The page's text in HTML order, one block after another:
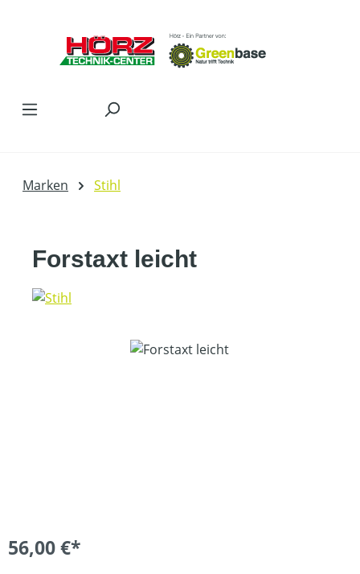
Marken Stihl
Forstaxt leicht
Bildergalerie überspringen
56,00 €*